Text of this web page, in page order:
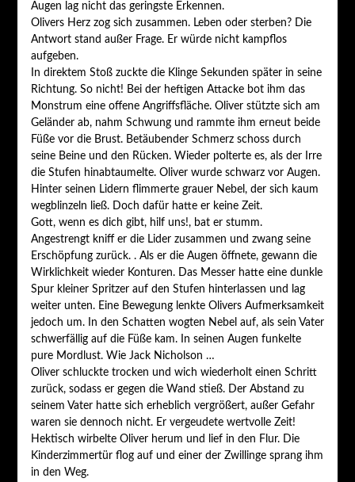
Augen lag nicht das geringste Erkennen.
Olivers Herz zog sich zusammen. Leben oder sterben? Die
Antwort stand außer Frage. Er würde nicht kampflos
aufgeben.
In direktem Stoß zuckte die Klinge Sekunden später in seine
Richtung. So nicht! Bei der heftigen Attacke bot ihm das
Monstrum eine offene Angriffsfläche. Oliver stützte sich am
Geländer ab, nahm Schwung und rammte ihm erneut beide
Füße vor die Brust. Betäubender Schmerz schoss durch
seine Beine und den Rücken. Wieder polterte es, als der Irre
die Stufen hinabtaumelte. Oliver wurde schwarz vor Augen.
Hinter seinen Lidern flimmerte grauer Nebel, der sich kaum
wegblinzeln ließ. Doch dafür hatte er keine Zeit.
Gott, wenn es dich gibt, hilf uns!, bat er stumm.
Angestrengt kniff er die Lider zusammen und zwang seine
Erschöpfung zurück. . Als er die Augen öffnete, gewann die
Wirklichkeit wieder Konturen. Das Messer hatte eine dunkle
Spur kleiner Spritzer auf den Stufen hinterlassen und lag
weiter unten. Eine Bewegung lenkte Olivers Aufmerksamkeit
jedoch um. In den Schatten wogten Nebel auf, als sein Vater
schwerfällig auf die Füße kam. In seinen Augen funkelte
pure Mordlust. Wie Jack Nicholson …
Oliver schluckte trocken und wich wiederholt einen Schritt
zurück, sodass er gegen die Wand stieß. Der Abstand zu
seinem Vater hatte sich erheblich vergrößert, außer Gefahr
waren sie dennoch nicht. Er vergeudete wertvolle Zeit!
Hektisch wirbelte Oliver herum und lief in den Flur. Die
Kinderzimmertür flog auf und einer der Zwillinge sprang ihm
in den Weg.